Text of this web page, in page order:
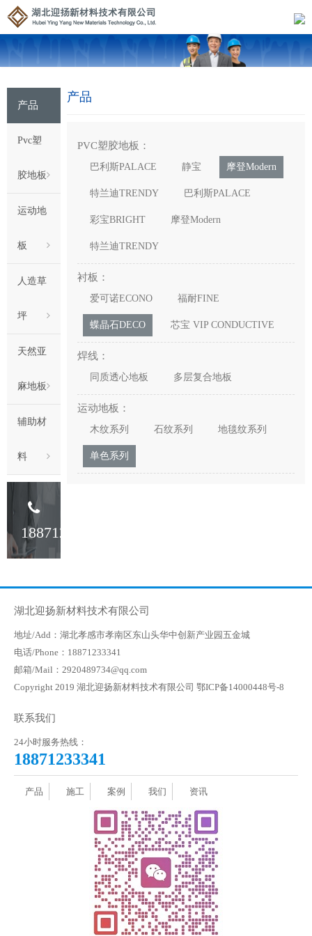
产品
Pvc塑
胶地板
运动地
板
人造草
坪
天然亚
麻地板
辅助材
料
18871233341
产品
PVC塑胶地板：
巴利斯PALACE 静宝 摩登Modern
特兰迪TRENDY 巴利斯PALACE
彩宝BRIGHT 摩登Modern
特兰迪TRENDY
衬板：
爱可诺ECONO 福耐FINE
蝶晶石DECO 芯宝 VIP CONDUCTIVE
焊线：
同质透心地板 多层复合地板
运动地板：
木纹系列 石纹系列 地毯纹系列
单色系列
湖北迎扬新材料技术有限公司
地址/Add：湖北孝感市孝南区东山头华中创新产业园五金城
电话/Phone：18871233341
邮箱/Mail：2920489734@qq.com
Copyright 2019 湖北迎扬新材料技术有限公司 鄂ICP备14000448号-8
联系我们
24小时服务热线：
18871233341
产品 施工 案例 我们 资讯